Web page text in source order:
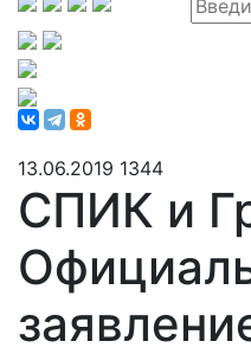
13.06.2019 1344
СПИК и